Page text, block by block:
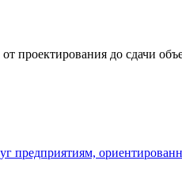
проектирования до сдачи
предприятиям,